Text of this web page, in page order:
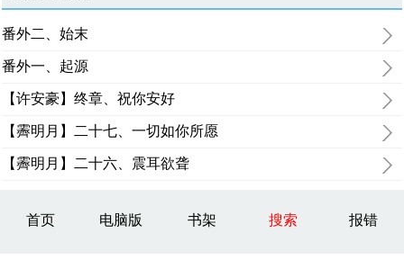
番外二、始末
番外一、起源
【许安豪】终章、祝你安好
【霽明月】二十七、一切如你所愿
【霽明月】二十六、震耳欲聋
首页 电脑版 书架 搜索 报错